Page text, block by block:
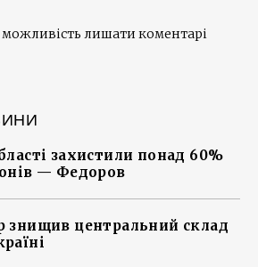
лишати коментарі
захистили понад 60%
— Федоров
знищив центральний склад